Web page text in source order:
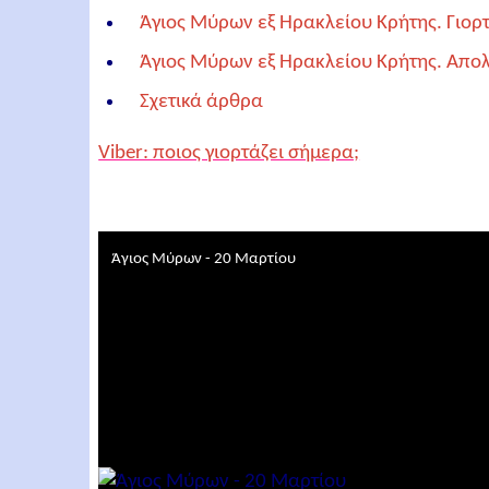
Άγιος Μύρων εξ Ηρακλείου Κρήτης.
Άγιος Μύρων εξ Ηρακλείου Κρήτης.
Σχετικά άρθρα
Viber: ποιος γιορτάζει σήμερα;
Άγιος Μύρων - 20 Μαρτίου